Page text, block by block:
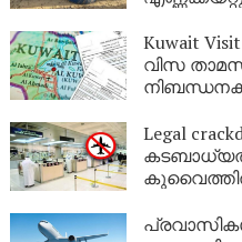
Kuwait
വിസ
Legal